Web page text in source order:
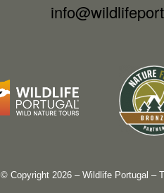
© Copyright 2026 – Wildlife Portugal